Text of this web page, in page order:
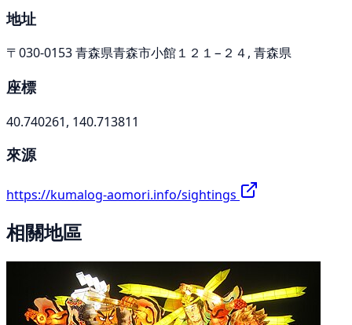
地址
〒030-0153 青森県青森市小館１２１−２４, 青森県
座標
40.740261, 140.713811
來源
https://kumalog-aomori.info/sightings
相關地區